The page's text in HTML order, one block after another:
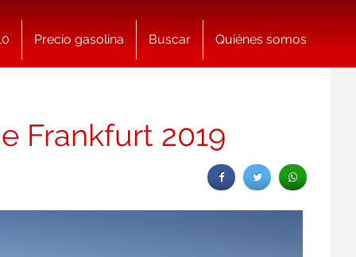
Precio gasolina Buscar Quiénes somos
Frankfurt 2019